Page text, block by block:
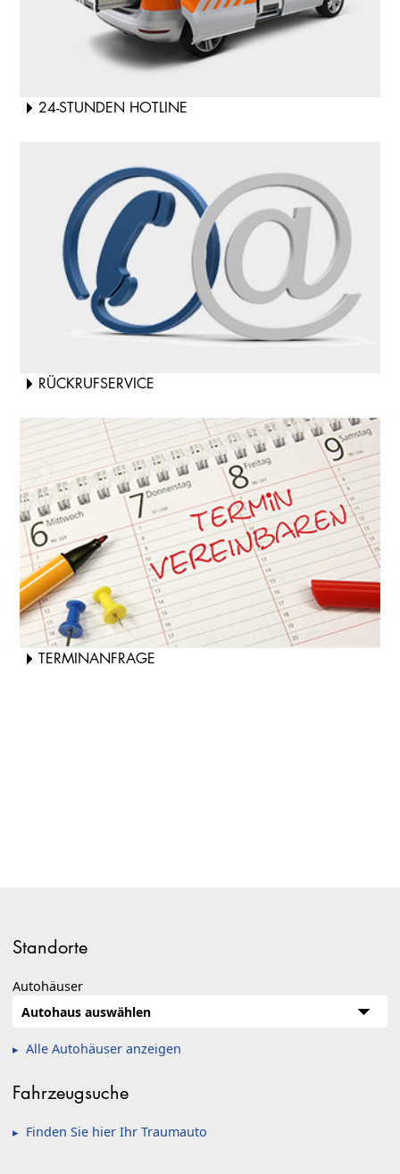
24-STUNDEN HOTLINE
RÜCKRUFSERVICE
TERMINANFRAGE
Standorte
Autohäuser
Alle Autohäuser anzeigen
Fahrzeugsuche
Finden Sie hier Ihr Traumauto